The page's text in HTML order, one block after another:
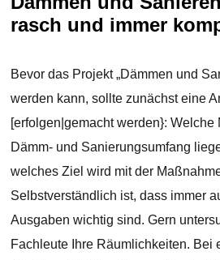
rasch und immer
Bevor das Projekt „Dämmen und
werden kann, sollte zunächst eine
[erfolgen|gemacht werden}:
Dämm- und Sanierungsumfang
welches Ziel wird mit der
Selbstverständlich ist, dass immer
Ausgaben wichtig sind. Gern
Fachleute Ihre Räumlichkeiten. Bei